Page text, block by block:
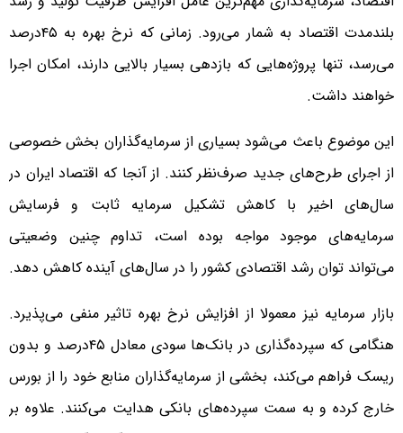
بلندمدت اقتصاد به شمار می‌رود. زمانی که نرخ بهره به ۴۵درصد
می‌رسد، تنها پروژه‌هایی که بازدهی بسیار بالایی دارند، امکان اجرا
خواهند داشت.
این موضوع باعث می‌شود بسیاری از سرمایه‌گذاران بخش خصوصی
از اجرای طرح‌های جدید صرف‌نظر کنند. از آنجا که اقتصاد ایران در
سال‌های اخیر با کاهش تشکیل سرمایه ثابت و فرسایش
سرمایه‌های موجود مواجه بوده است، تداوم چنین وضعیتی
می‌تواند توان رشد اقتصادی کشور را در سال‌های آینده کاهش دهد.
بازار سرمایه نیز معمولا از افزایش نرخ بهره تاثیر منفی می‌پذیرد.
هنگامی که سپرده‌گذاری در بانک‌ها سودی معادل ۴۵درصد و بدون
ریسک فراهم می‌کند، بخشی از سرمایه‌گذاران منابع خود را از بورس
خارج کرده و به سمت سپرده‌های بانکی هدایت می‌کنند. علاوه بر